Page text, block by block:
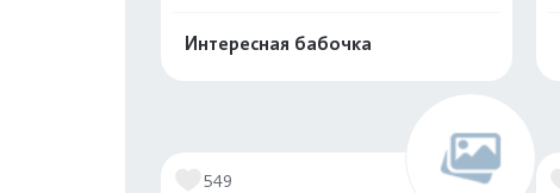
Интересная бабочка
549